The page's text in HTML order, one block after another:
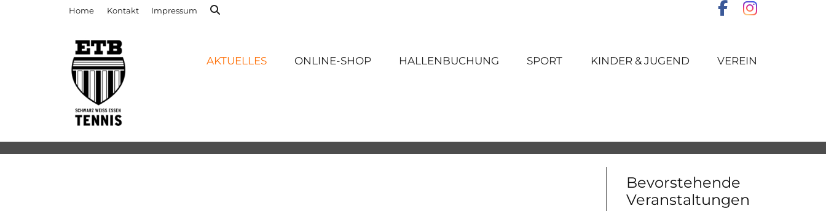
Home Kontakt Impressum
AKTUELLES ONLINE-SHOP HALLENBUCHUNG SPORT KINDER & JUGEND VEREIN
Bevorstehende
Veranstaltungen